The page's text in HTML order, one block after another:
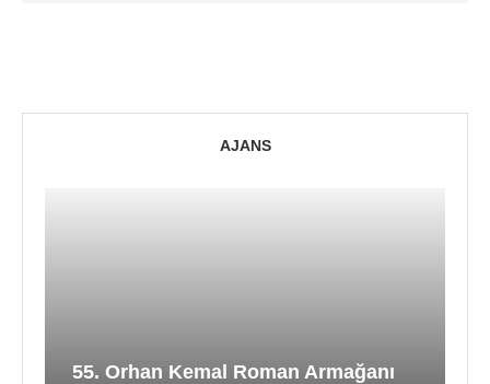
AJANS
55. Orhan Kemal Roman Armağanı